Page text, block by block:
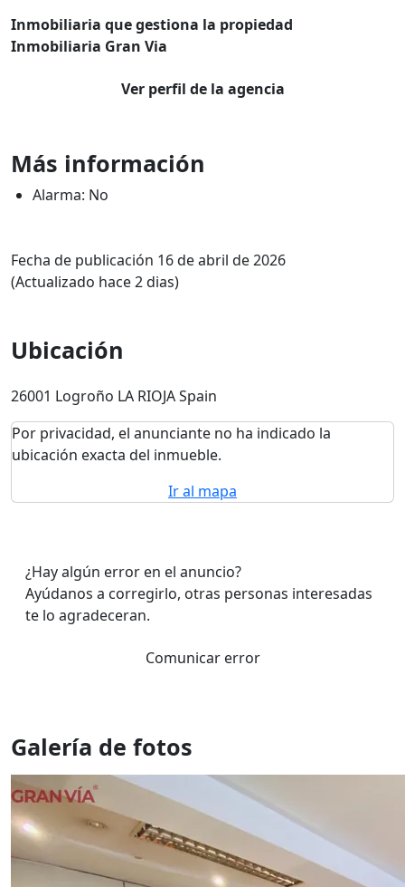
Inmobiliaria que gestiona la propiedad
Inmobiliaria Gran Via
Ver perfil de la agencia
Más información
Alarma: No
Fecha de publicación 16 de abril de 2026
(Actualizado hace 2 dias)
Ubicación
26001 Logroño LA RIOJA Spain
Por privacidad, el anunciante no ha indicado la
ubicación exacta del inmueble.
Ir al mapa
¿Hay algún error en el anuncio?
Ayúdanos a corregirlo, otras personas interesadas
te lo agradeceran.
Comunicar error
Galería de fotos